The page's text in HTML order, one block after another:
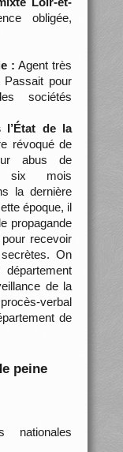
obligée,
: Agent très
Passait pour
sociétés
l’État de la
révoqué de
abus de
six mois
la dernière
époque, il
propagande
recevoir
On
de la
verbal
de
peine
nationales